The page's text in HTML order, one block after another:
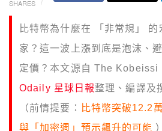
SHARES
比特幣為什麼在 「非常規」 的
家？這一波上漲到底是泡沫、
定價？本文源自 The Kobeissi
Odaily 星球日報整理、編譯及
（前情提要：
比特幣突破12.2
與「加密週」預示飆升的可能 ）